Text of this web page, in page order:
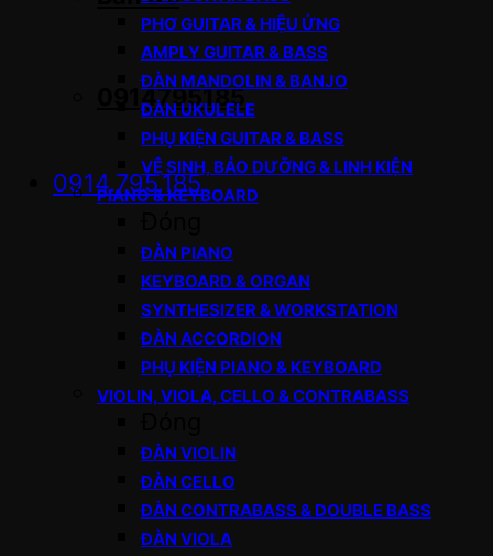
0914795185
0914.795.185
PHƠ GUITAR & HIỆU ỨNG
AMPLY GUITAR & BASS
ĐÀN MANDOLIN & BANJO
ĐÀN UKULELE
PHỤ KIỆN GUITAR & BASS
VỆ SINH, BẢO DƯỠNG & LINH KIỆN
PIANO & KEYBOARD
ĐÀN PIANO
KEYBOARD & ORGAN
SYNTHESIZER & WORKSTATION
ĐÀN ACCORDION
PHỤ KIỆN PIANO & KEYBOARD
VIOLIN, VIOLA, CELLO & CONTRABASS
ĐÀN VIOLIN
ĐÀN CELLO
ĐÀN CONTRABASS & DOUBLE BASS
ĐÀN VIOLA